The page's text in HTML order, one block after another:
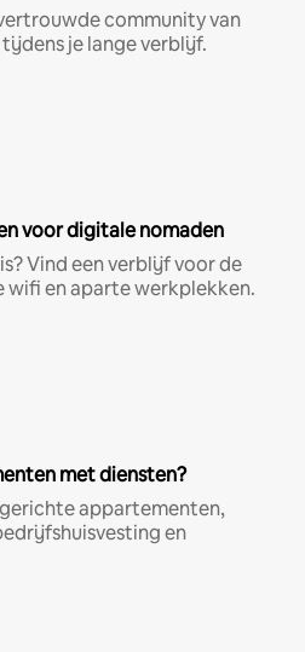
community van
je lange verblijf.
voor digitale nomaden
Vind een verblijf voor de
wifi en aparte werkplekken.
met diensten?
appartementen,
en